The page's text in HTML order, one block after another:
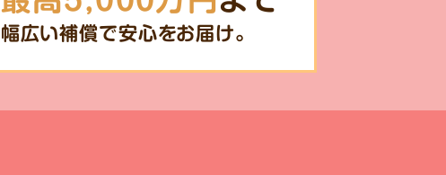
幅広い補償で安心をお届け。